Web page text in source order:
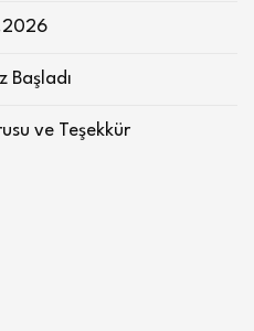
Başladı
ve Teşekkür